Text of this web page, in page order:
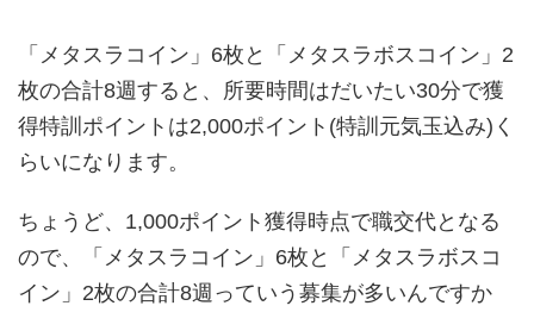
「メタスラコイン」6枚と「メタスラボスコイン」2
枚の合計8週すると、所要時間はだいたい30分で獲
得特訓ポイントは2,000ポイント(特訓元気玉込み)く
らいになります。
ちょうど、1,000ポイント獲得時点で職交代となる
ので、「メタスラコイン」6枚と「メタスラボスコ
イン」2枚の合計8週っていう募集が多いんですか